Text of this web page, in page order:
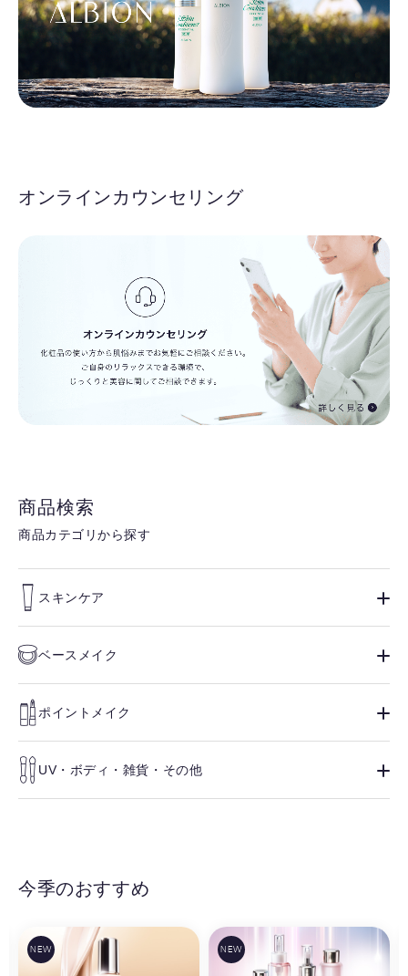
オンラインカウンセリング
商品検索
商品カテゴリから探す
スキンケア
ベースメイク
ポイントメイク
UV・ボディ・雑貨・その他
今季のおすすめ